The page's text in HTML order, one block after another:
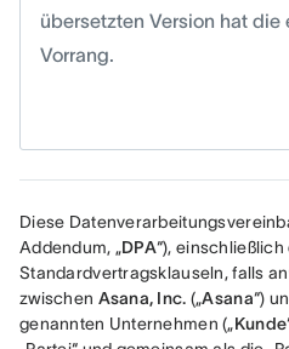
übersetzten Version hat die
Vorrang.
Diese
Addendum, „DPA“), einschließlich
Standardvertragsklauseln, falls
zwischen Asana, Inc. („Asana“)
genannten Unternehmen („Kunde